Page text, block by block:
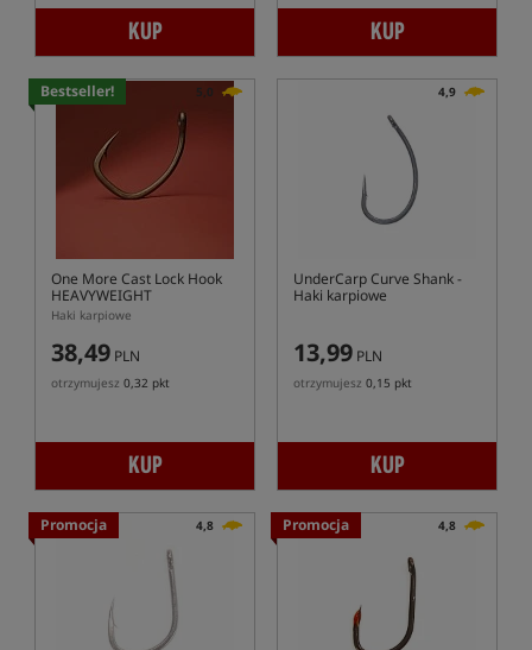
KUP KUP
Bestseller! 5,0
One More Cast Lock Hook
HEAVYWEIGHT
Haki karpiowe
38,49 PLN
otrzymujesz 0,32 pkt
KUP
4,9
UnderCarp Curve Shank-
Haki karpiowe
13,99 PLN
otrzymujesz 0,15 pkt
KUP
Promocja 4,8 Promocja 4,8